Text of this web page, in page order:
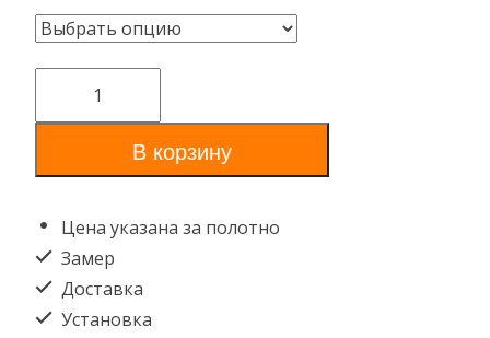
Количество
товара
В корзину
Цена указана за полотно
Замер
Доставка
Установка